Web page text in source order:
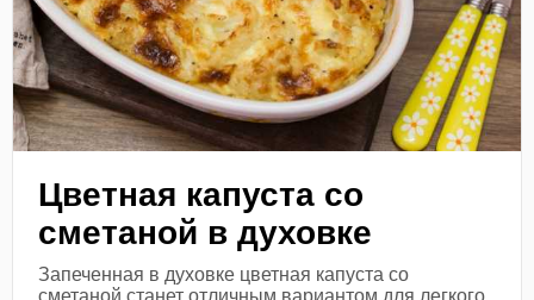
Цветная капуста со
сметаной в духовке
Запеченная в духовке цветная капуста со
сметаной станет отличным вариантом для легкого